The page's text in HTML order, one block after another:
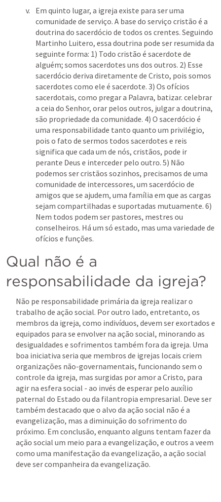
Em quinto lugar, a igreja existe para ser uma
comunidade de serviço. A base do serviço cristão é a
doutrina do sacerdócio de todos os crentes. Seguindo
Martinho Luitero, essa doutrina pode ser resumida da
seguinte forma: 1) Todo cristão é sacerdote de
alguém; somos sacerdotes uns dos outros. 2) Esse
sacerdócio deriva diretamente de Cristo, pois somos
sacerdotes como ele é sacerdote. 3) Os ofícios
sacerdotais, como pregar a Palavra, batizar. celebrar
a ceia do Senhor, orar pelos outros, julgar a doutrina,
são propriedade da comunidade. 4) O sacerdócio é
uma responsabilidade tanto quanto um privilégio,
pois o fato de sermos todos sacerdotes e reis
significa que cada um de nós, cristãos, pode ir
perante Deus e interceder pelo outro. 5) Não
podemos ser cristãos sozinhos, precisamos de uma
comunidade de intercessores, um sacerdócio de
amigos que se ajudem, uma família em que as cargas
sejam compartilhadas e suportadas mutuamente. 6)
Nem todos podem ser pastores, mestres ou
conselheiros. Há um só estado, mas uma variedade de
ofícios e funções.
Qual não é a
responsabilidade da igreja?
Não pe responsabilidade primária da igreja realizar o
trabalho de ação social. Por outro lado, entretanto, os
membros da igreja, como indivíduos, devem ser exortados e
equipados para se envolver na ação social, minorando as
desigualdades e sofrimentos também fora da igreja. Uma
boa iniciativa seria que membros de igrejas locais criem
organizações não-governamentais, funcionando sem o
controle da igreja, mas surgidas por amor a Cristo, para
agir na esfera social - ao invés de esperar pelo auxílio
paternal do Estado ou da filantropia empresarial. Deve ser
também destacado que o alvo da ação social não é a
evangelização, mas a diminuição do sofrimento do
próximo. Em conclusão, enquanto alguns tentam fazer da
ação social um meio para a evangelização, e outros a veem
como uma manifestação da evangelização, a ação social
deve ser companheira da evangelização.